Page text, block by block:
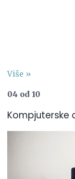
Više »
04 od 10
Kompjuterske